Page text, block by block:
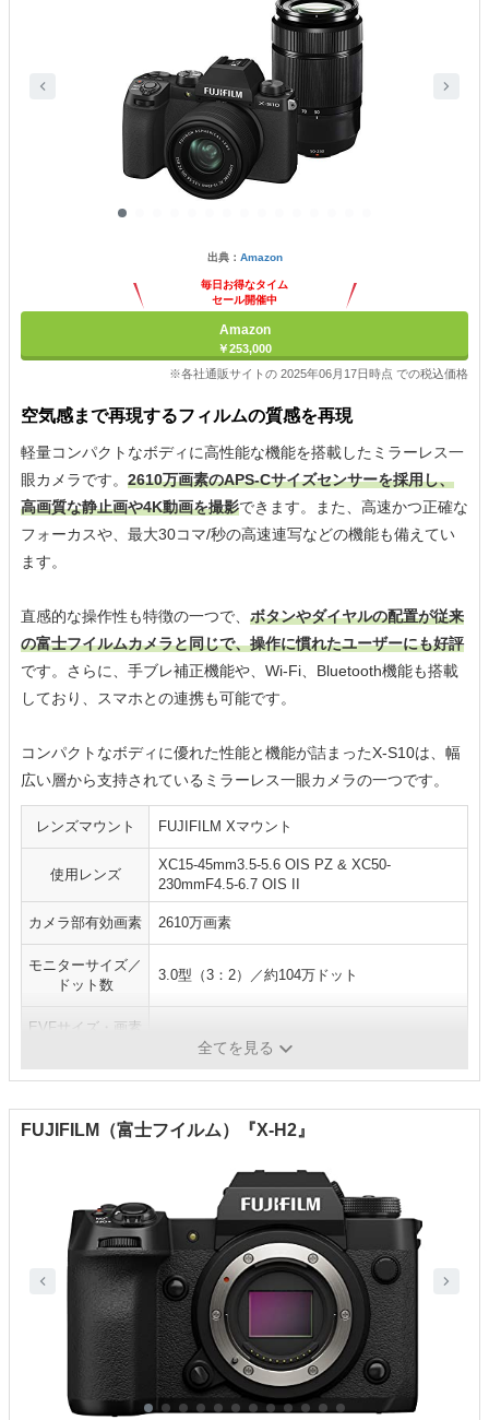
出典： Amazon
毎日お得なタイム
セール開催中
Amazon
￥253,000
※各社通販サイトの 2025年06月17日時点 での税込価格
空気感まで再現するフィルムの質感を再現
軽量コンパクトなボディに高性能な機能を搭載したミラーレス一
眼カメラです。 2610万画素のAPS-Cサイズセンサーを採用し、
高画質な静止画や4K動画を撮影できます。また、高速かつ正確な
フォーカスや、最大30コマ/秒の高速連写などの機能も備えてい
ます。
直感的な操作性も特徴の一つで、 ボタンやダイヤルの配置が従来
の富士フイルムカメラと同じで、操作に慣れたユーザーにも好評
です。さらに、手ブレ補正機能や、Wi-Fi、Bluetooth機能も搭載
しており、スマホとの連携も可能です。
コンパクトなボディに優れた性能と機能が詰まったX-S10は、幅
広い層から支持されているミラーレス一眼カメラの一つです。
レンズマウント FUJIFILM Xマウント
使用レンズ
XC15-45mm3.5-5.6 OIS PZ & XC50-
230mmF4.5-6.7 OIS II
カメラ部有効画素 2610万画素
モニターサイズ／
ドット数
3.0型（3：2）／約104万ドット
EVFサイズ・画素
0.39型／約236万ドット
全てを見る
FUJIFILM（富士フイルム）『X-H2』